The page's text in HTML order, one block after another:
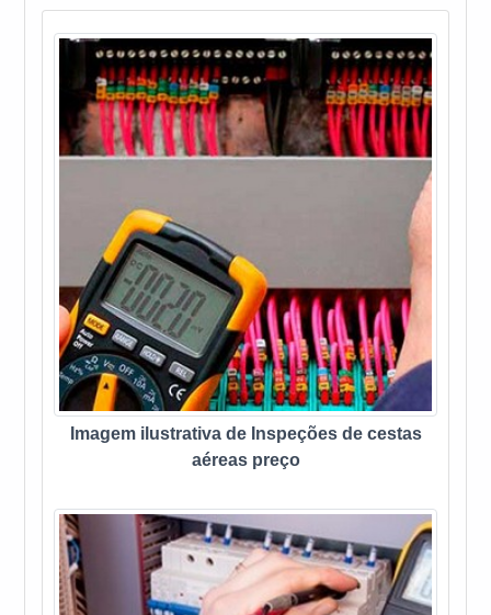
O SERVIÇOAs ferramentas isoladas são indicadas
para traba
Imagem ilustrativa de Inspeções de cestas
aéreas preço